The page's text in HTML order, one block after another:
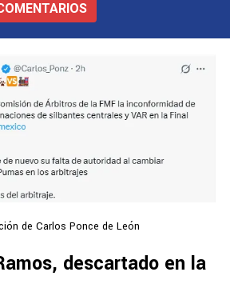
de Carlos Ponce de León
descartado en la